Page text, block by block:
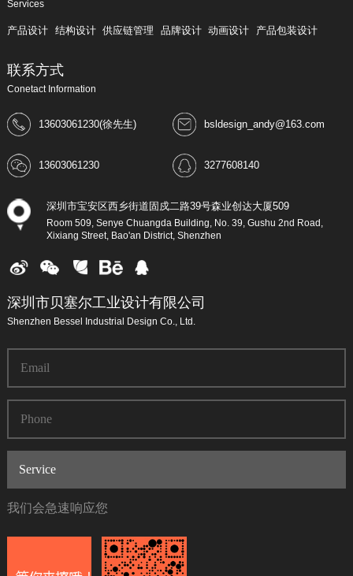
Services
产品设计 结构设计 供应链管理 品牌设计 动画设计 产品包装设计
联系方式
Conetact Information
13603061230(徐先生) bsldesign_andy@163.com
13603061230 3277608140
深圳市宝安区西乡街道固戍二路39号森业创达大厦509
Room 509, Senye Chuangda Building, No. 39, Gushu 2nd Road,
Xixiang Street, Bao'an District, Shenzhen
深圳市贝塞尔工业设计有限公司
Shenzhen Bessel Industrial Design Co., Ltd.
我们会急速响应您